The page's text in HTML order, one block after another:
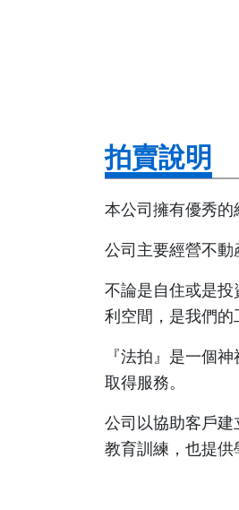
拍賣說明
本公司擁有優秀的
公司主要經營不動
不論是自住或是
利空間，是我們
『法拍』是一個
取得服務。
公司以協助客戶
教育訓練，也提供